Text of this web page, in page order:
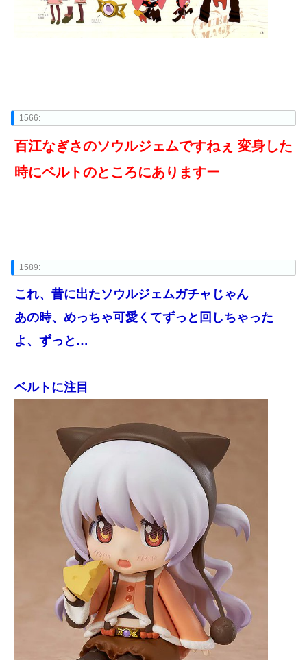
1566:
百江なぎさのソウルジェムですねぇ 変身した
時にベルトのところにありますー
1589:
これ、昔に出たソウルジェムガチャじゃん
あの時、めっちゃ可愛くてずっと回しちゃった
よ、ずっと…
ベルトに注目